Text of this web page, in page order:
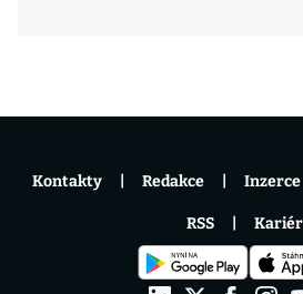
Kontakty Redakce Inzerce
RSS